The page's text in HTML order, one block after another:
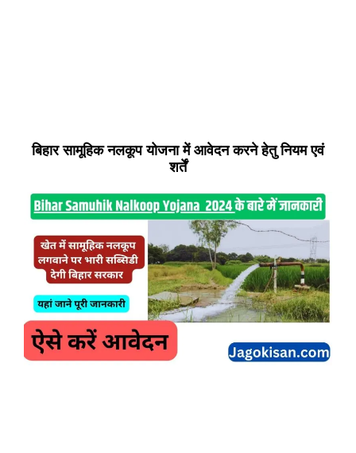
बिहार सामूहिक नलकूप योजना में आवेदन करने हेतु नियम एवं
शर्तें